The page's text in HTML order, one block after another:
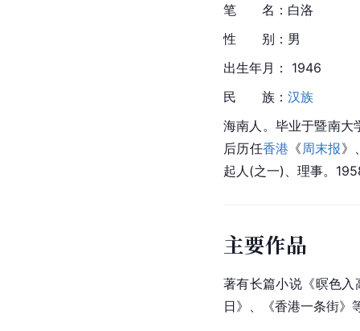
笔　　名：白洛
性　　别：男
出生年月： 1946
民　　族： 汉族
海南人。毕业于暨南大
后历任香港 《 周末报》
起人(之一)、理事。
主要作品
著有长篇小说《暝色
日》、《香港一条街》